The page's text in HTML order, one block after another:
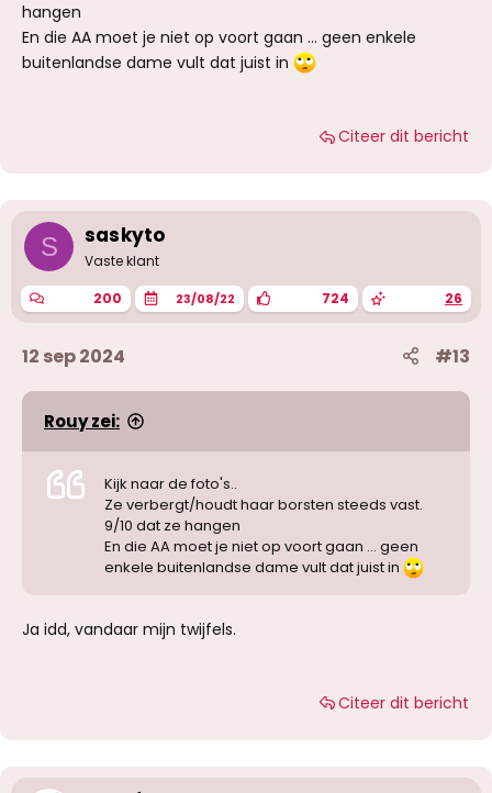
hangen
En die AA moet je niet op voort gaan ... geen enkele
buitenlandse dame vult dat juist in
Citeer dit bericht
S saskyto
Vaste klant
200 23/08/22 724 26
12 sep 2024 #13
Rouy zei:
Kijk naar de foto's..
Ze verbergt/houdt haar borsten steeds vast.
9/10 dat ze hangen
En die AA moet je niet op voort gaan ... geen
enkele buitenlandse dame vult dat juist in
Ja idd, vandaar mijn twijfels.
Citeer dit bericht